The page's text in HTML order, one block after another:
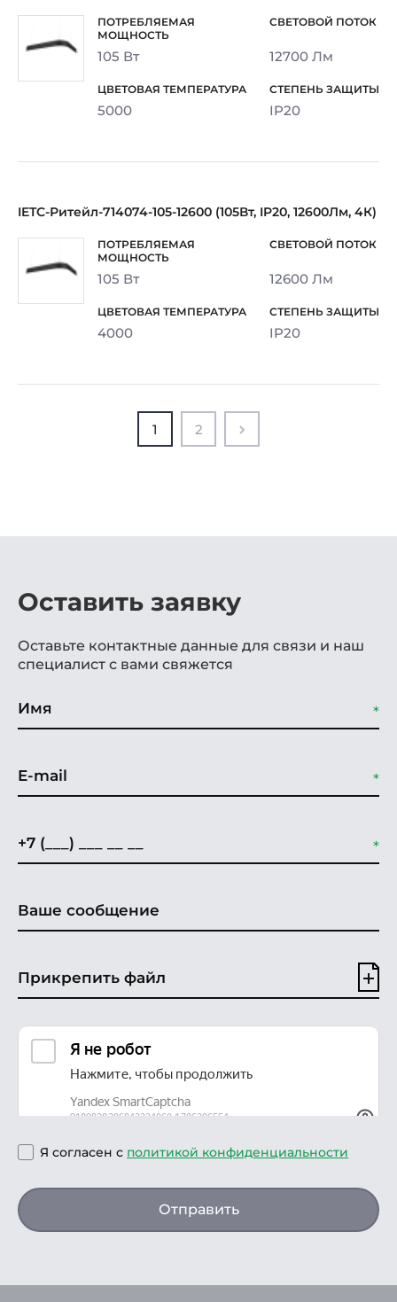
105 Вт 12700 Лм
5000 IP20
IETC-Ритейл-714074-105-12600 (105Вт, IP20, 12600Лм, 4К)
105 Вт 12600 Лм
4000 IP20
1 2
Оставить заявку
Оставьте контактные данные для связи и наш
специалист с вами свяжется
Прикрепить файл
Я согласен с политикой конфиденциальности
Отправить